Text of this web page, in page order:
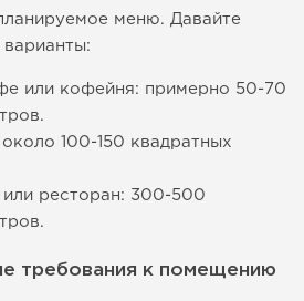
меню. Давайте
или кофейня: примерно 50-70
100-150 квадратных
ресторан: 300-500
требования к помещению